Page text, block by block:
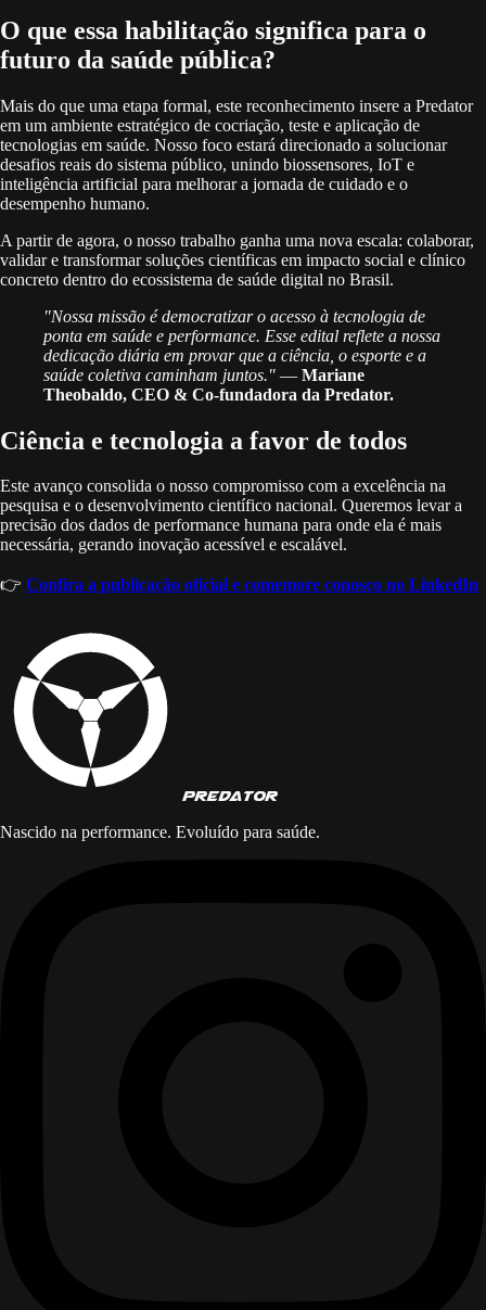
O que essa habilitação significa para o
futuro da saúde pública?
Mais do que uma etapa formal, este reconhecimento insere a Predator
em um ambiente estratégico de cocriação, teste e aplicação de
tecnologias em saúde. Nosso foco estará direcionado a solucionar
desafios reais do sistema público, unindo biossensores, IoT e
inteligência artificial para melhorar a jornada de cuidado e o
desempenho humano.
A partir de agora, o nosso trabalho ganha uma nova escala: colaborar,
validar e transformar soluções científicas em impacto social e clínico
concreto dentro do ecossistema de saúde digital no Brasil.
"Nossa missão é democratizar o acesso à tecnologia de
ponta em saúde e performance. Esse edital reflete a nossa
dedicação diária em provar que a ciência, o esporte e a
saúde coletiva caminham juntos." — Mariane
Theobaldo, CEO & Co-fundadora da Predator.
Ciência e tecnologia a favor de todos
Este avanço consolida o nosso compromisso com a excelência na
pesquisa e o desenvolvimento científico nacional. Queremos levar a
precisão dos dados de performance humana para onde ela é mais
necessária, gerando inovação acessível e escalável.
👉 Confira a publicação oficial e comemore conosco no LinkedIn
PREDATOR
Nascido na performance. Evoluído para saúde.